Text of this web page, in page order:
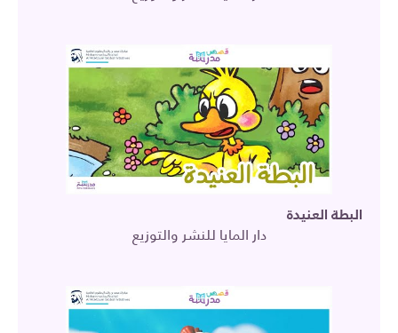
البطة العنيدة
دار المايا للنشر والتوزيع